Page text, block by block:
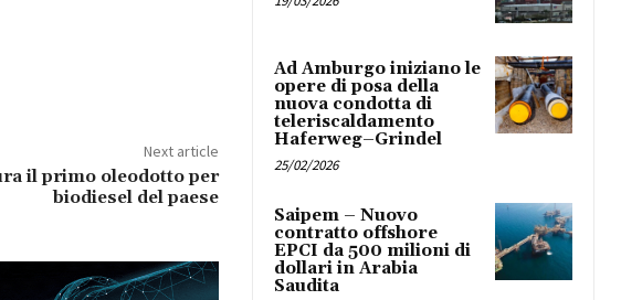
Next article
il primo oleodotto per
biodiesel del paese
Ad Amburgo iniziano le
opere di posa della
nuova condotta di
teleriscaldamento
Haferweg–Grindel
25/02/2026
Saipem – Nuovo
contratto offshore
EPCI da 500 milioni di
dollari in Arabia
Saudita